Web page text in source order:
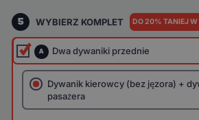
5 WYBIERZ KOMPLET DO 20% TANIEJ W
A Dwa dywaniki przednie
Dywanik kierowcy (bez jęzora) +
pasażera